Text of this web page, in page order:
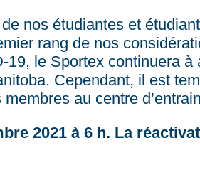
nos étudiantes et
rang de nos
le Sportex continuera
Cependant, il est
au centre
2021 à 6 h. La